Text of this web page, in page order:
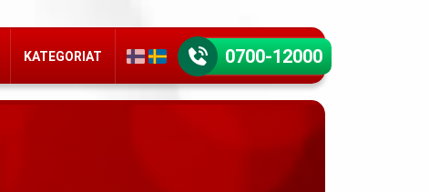
KATEGORIAT 0700-12000